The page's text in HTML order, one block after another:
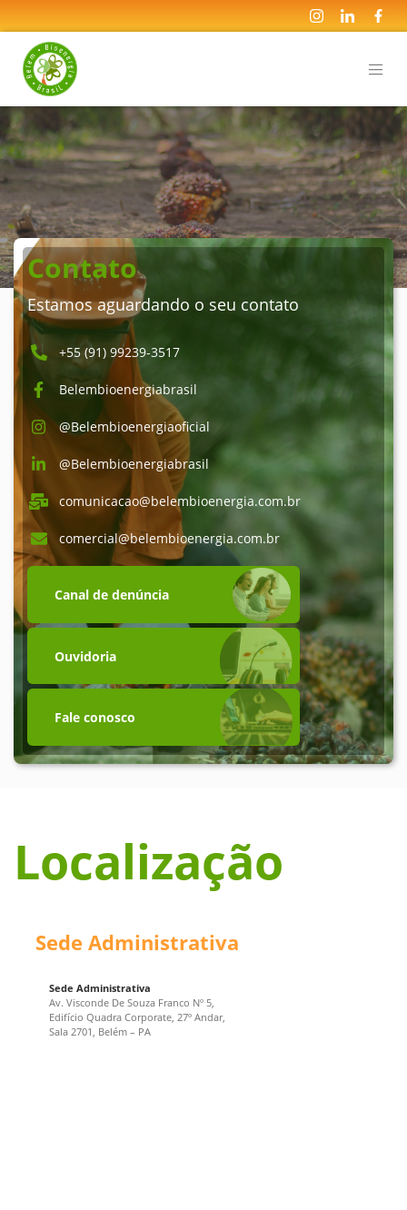
Contato
Estamos aguardando o seu contato
+55 (91) 99239-3517
Belembioenergiabrasil
@Belembioenergiaoficial
@Belembioenergiabrasil
comunicacao@belembioenergia.com.br
comercial@belembioenergia.com.br
Canal de denúncia
Ouvidoria
Fale conosco
Localização
Sede Administrativa
Sede Administrativa
Av. Visconde De Souza Franco Nº 5,
Edifício Quadra Corporate, 27º Andar,
Sala 2701, Belém – PA